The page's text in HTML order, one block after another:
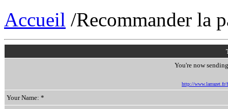
Accueil /Recommander la
You're now
http://
Your Name: *